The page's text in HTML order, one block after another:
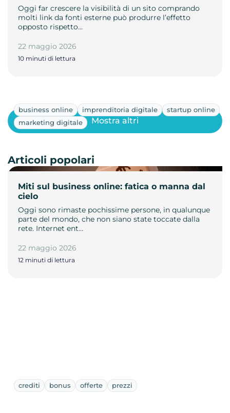
Oggi far crescere la visibilità di un sito comprando
molti link da fonti esterne può produrre l’effetto
opposto rispetto…
22 maggio 2026
10 minuti di lettura
business online imprenditoria digitale
startup online
marketing digitale
Miti sul business online: fatica o manna dal
cielo
Oggi sono rimaste pochissime persone, in qualunque
parte del mondo, che non siano state toccate dalla
rete. Internet ent…
22 maggio 2026
12 minuti di lettura
Mostra altri
Articoli popolari
crediti bonus offerte prezzi